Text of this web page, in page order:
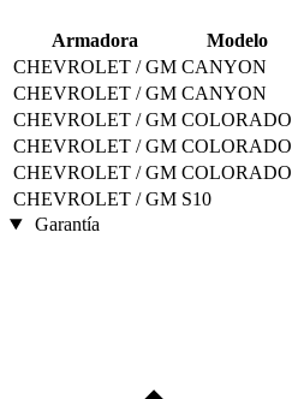
Armadora Modelo
CHEVROLET / GM CANYON
CHEVROLET / GM CANYON
CHEVROLET / GM COLORADO
CHEVROLET / GM COLORADO
CHEVROLET / GM COLORADO
CHEVROLET / GM S10
Garantía